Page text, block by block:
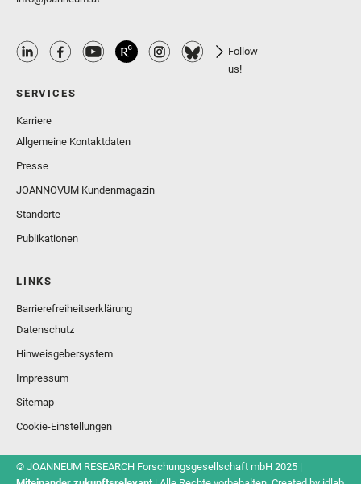
Follow
us!
SERVICES
Karriere
Allgemeine Kontaktdaten
Presse
JOANNOVUM Kundenmagazin
Standorte
Publikationen
LINKS
Barrierefreiheitserklärung
Datenschutz
Hinweisgebersystem
Impressum
Sitemap
Cookie-Einstellungen
© JOANNEUM RESEARCH Forschungsgesellschaft mbH 2025 |